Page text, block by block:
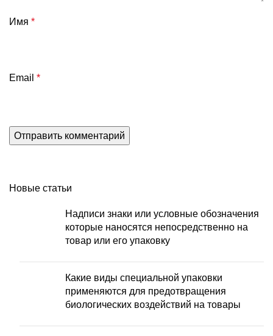
Имя *
Email *
Новые статьи
Надписи знаки или условные обозначения
которые наносятся непосредственно на
товар или его упаковку
Какие виды специальной упаковки
применяются для предотвращения
биологических воздействий на товары